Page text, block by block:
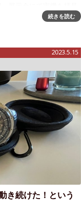
のでレポートします。
続きを読む
2023.5.15
き続けた！という